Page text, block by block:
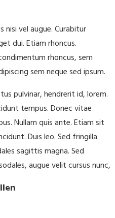
nisi vel augue. Curabitur
dui. Etiam rhoncus.
rhoncus, sem
sem neque sed ipsum.
pulvinar, hendrerit id, lorem.
tempus. Donec vitae
Nullam quis ante. Etiam sit
Duis leo. Sed fringilla
sagittis magna. Sed
augue velit cursus nunc,